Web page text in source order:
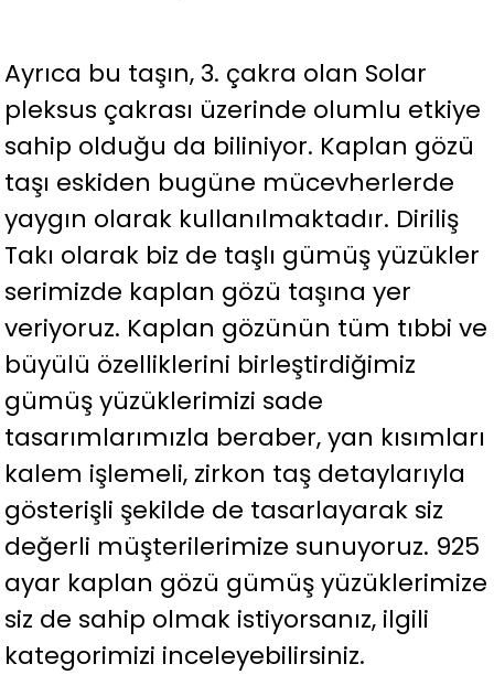
Ayrıca bu taşın, 3. çakra olan Solar
pleksus çakrası üzerinde olumlu etkiye
sahip olduğu da biliniyor. Kaplan gözü
taşı eskiden bugüne mücevherlerde
yaygın olarak kullanılmaktadır. Diriliş
Takı olarak biz de taşlı gümüş yüzükler
serimizde kaplan gözü taşına yer
veriyoruz. Kaplan gözünün tüm tıbbi ve
büyülü özelliklerini birleştirdiğimiz
gümüş yüzüklerimizi sade
tasarımlarımızla beraber, yan kısımları
kalem işlemeli, zirkon taş detaylarıyla
gösterişli şekilde de tasarlayarak siz
değerli müşterilerimize sunuyoruz. 925
ayar kaplan gözü gümüş yüzüklerimize
siz de sahip olmak istiyorsanız, ilgili
kategorimizi inceleyebilirsiniz.